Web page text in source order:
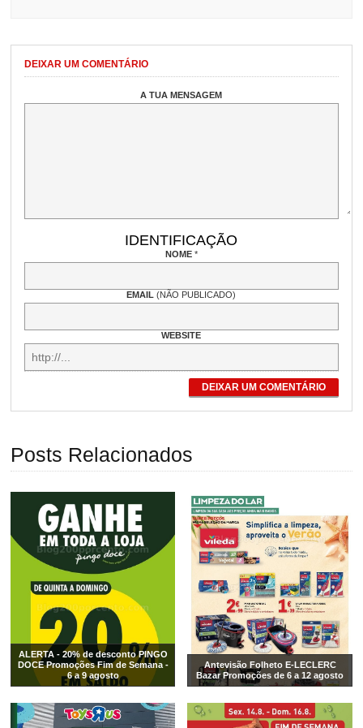
DEIXAR UM COMENTÁRIO
A TUA MENSAGEM
IDENTIFICAÇÃO
NOME *
EMAIL(NÃO PUBLICADO)
WEBSITE
DEIXAR UM COMENTÁRIO
Posts Relacionados
ALERTA - 20% de desconto PINGO
DOCE Promoções Fim de Semana -
6 a 9 agosto
Antevisão Folheto E-LECLERC
Bazar Promoções de 6 a 12 agosto